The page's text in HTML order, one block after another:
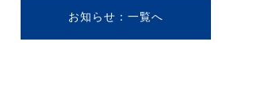
お知らせ